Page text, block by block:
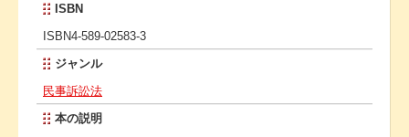
ISBN
ISBN4-589-02583-3
ジャンル
民事訴訟法
本の説明